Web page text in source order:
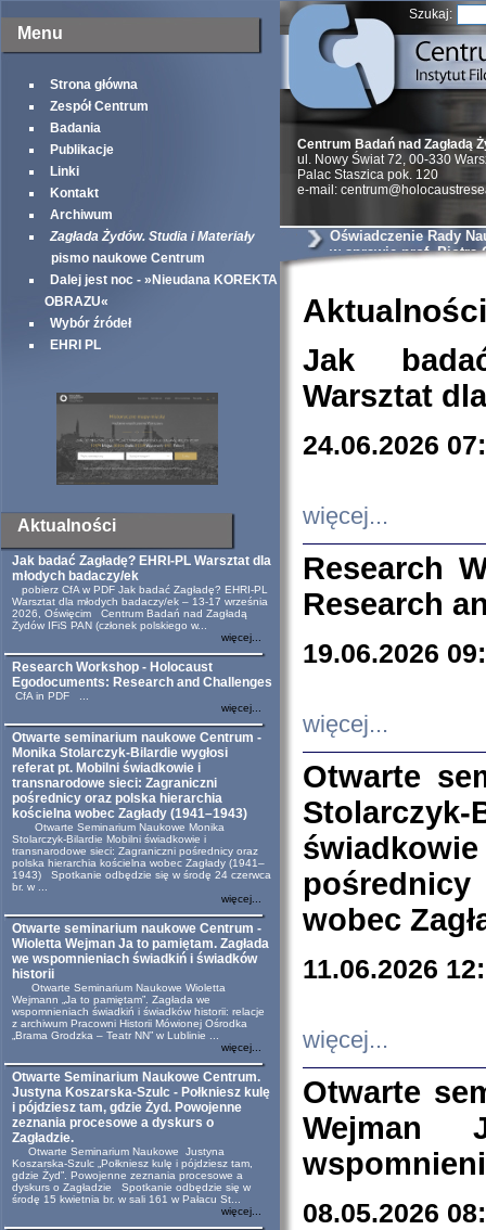
Menu
Strona główna
Zespół Centrum
Badania
Publikacje
Linki
Kontakt
Archiwum
Zagłada Żydów. Studia i Materiały
pismo naukowe Centrum
Dalej jest noc - »Nieudana KOREKTA
OBRAZU«
Wybór źródeł
EHRI PL
Aktualności
Jak badać Zagładę? EHRI-PL Warsztat dla
młodych badaczy/ek
pobierz CfA w PDF Jak badać Zagładę? EHRI-PL
Warsztat dla młodych badaczy/ek – 13-17 września
2026, Oświęcim Centrum Badań nad Zagładą
Żydów IFiS PAN (członek polskiego w...
więcej...
Research Workshop - Holocaust
Egodocuments: Research and Challenges
CfA in PDF ...
więcej...
Otwarte seminarium naukowe Centrum -
Monika Stolarczyk-Bilardie wygłosi
referat pt. Mobilni świadkowie i
transnarodowe sieci: Zagraniczni
pośrednicy oraz polska hierarchia
kościelna wobec Zagłady (1941–1943)
Otwarte Seminarium Naukowe Monika
Stolarczyk-Bilardie Mobilni świadkowie i
transnarodowe sieci: Zagraniczni pośrednicy oraz
polska hierarchia kościelna wobec Zagłady (1941–
1943) Spotkanie odbędzie się w środę 24 czerwca
br. w ...
więcej...
Otwarte seminarium naukowe Centrum -
Wioletta Wejman Ja to pamiętam. Zagłada
we wspomnieniach świadkiń i świadków
historii
Otwarte Seminarium Naukowe Wioletta
Wejmann „Ja to pamiętam”. Zagłada we
wspomnieniach świadkiń i świadków historii: relacje
z archiwum Pracowni Historii Mówionej Ośrodka
„Brama Grodzka – Teatr NN” w Lublinie ...
więcej...
Otwarte Seminarium Naukowe Centrum.
Justyna Koszarska-Szulc - Połkniesz kulę
i pójdziesz tam, gdzie Żyd. Powojenne
zeznania procesowe a dyskurs o
Zagładzie.
Otwarte Seminarium Naukowe Justyna
Koszarska-Szulc „Połkniesz kulę i pójdziesz tam,
gdzie Żyd”. Powojenne zeznania procesowe a
dyskurs o Zagładzie Spotkanie odbędzie się w
środę 15 kwietnia br. w sali 161 w Pałacu St...
więcej...
Szukaj:
Centrum Badań nad Zagładą
ul. Nowy Świat 72, 00-330
Palac Staszica pok. 120
e-mail:
Oświadczenie Rady
w sprawie prof. Piotra
Aktualności
Jak
Warsztat
24.06.2026
więcej...
Research
Research
19.06.2026
więcej...
Otwarte
wobec
11.06.2026
więcej...
Otwarte
Wejman
08.05.2026